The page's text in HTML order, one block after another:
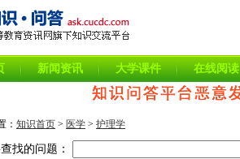
新闻资讯 大学课件 在线阅读
： 知识首页 > 医学 > 护理学
找的问题：